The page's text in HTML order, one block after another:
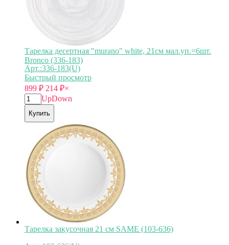
Тарелка десертная "murano" white, 21см мал.уп.=6шт.
Bronco (336-183)
Арт.:336-183(U)
Быстрый просмотр
899 ₽ 214 ₽×
UpDown
Купить
Тарелка закусочная 21 см SAME (103-636)